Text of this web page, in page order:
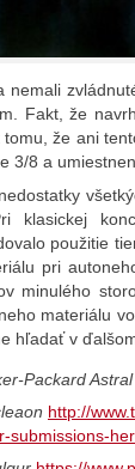
nemali
Fakt, že
že ani
3/8 a
klasickej
použitie
pri
minulého
materiálu
hľadať v
Packard Astral
http://
submissions-